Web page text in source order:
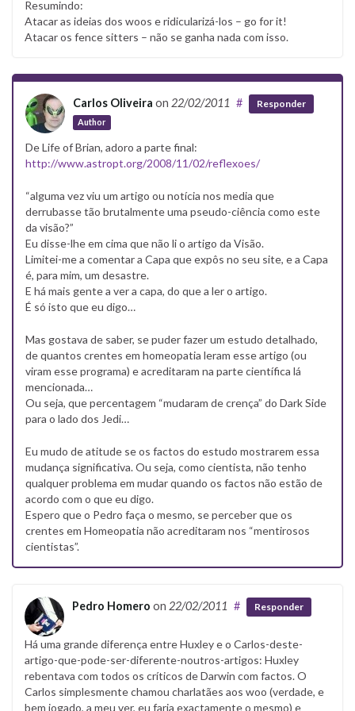
Resumindo:
Atacar as ideias dos woos e ridicularizá-los – go for it!
Atacar os fence sitters – não se ganha nada com isso.
Carlos Oliveira on 22/02/2011
Author
# Responder
De Life of Brian, adoro a parte final:
http://www.astropt.org/2008/11/02/reflexoes/
“alguma vez viu um artigo ou notícia nos media que
derrubasse tão brutalmente uma pseudo-ciência como este
da visão?”
Eu disse-lhe em cima que não li o artigo da Visão.
Limitei-me a comentar a Capa que expôs no seu site, e a Capa
é, para mim, um desastre.
E há mais gente a ver a capa, do que a ler o artigo.
É só isto que eu digo…
Mas gostava de saber, se puder fazer um estudo detalhado,
de quantos crentes em homeopatia leram esse artigo (ou
viram esse programa) e acreditaram na parte científica lá
mencionada…
Ou seja, que percentagem “mudaram de crença” do Dark Side
para o lado dos Jedi…
Eu mudo de atitude se os factos do estudo mostrarem essa
mudança significativa. Ou seja, como cientista, não tenho
qualquer problema em mudar quando os factos não estão de
acordo com o que eu digo.
Espero que o Pedro faça o mesmo, se perceber que os
crentes em Homeopatia não acreditaram nos “mentirosos
cientistas”.
Pedro Homero on 22/02/2011 # Responder
Há uma grande diferença entre Huxley e o Carlos-deste-
artigo-que-pode-ser-diferente-noutros-artigos: Huxley
rebentava com todos os críticos de Darwin com factos. O
Carlos simplesmente chamou charlatães aos woo (verdade, e
bem jogado, a meu ver, eu faria exactamente o mesmo) e